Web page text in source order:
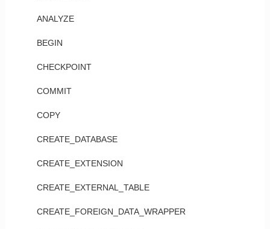
ANALYZE
BEGIN
CHECKPOINT
COMMIT
COPY
CREATE_DATABASE
CREATE_EXTENSION
CREATE_EXTERNAL_TABLE
CREATE_FOREIGN_DATA_WRAPPER